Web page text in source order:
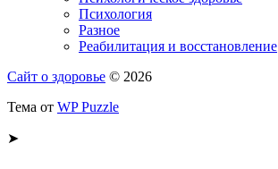
Психология
Разное
Реабилитация и восстановление
Сайт о здоровье © 2026
Тема от WP Puzzle
➤